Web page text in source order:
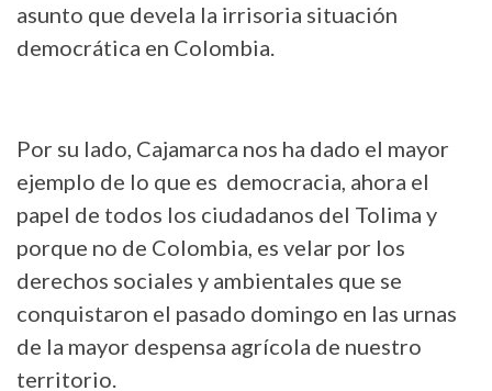
asunto que devela la irrisoria situación
democrática en Colombia.
Por su lado, Cajamarca nos ha dado el mayor
ejemplo de lo que es democracia, ahora el
papel de todos los ciudadanos del Tolima y
porque no de Colombia, es velar por los
derechos sociales y ambientales que se
conquistaron el pasado domingo en las urnas
de la mayor despensa agrícola de nuestro
territorio.